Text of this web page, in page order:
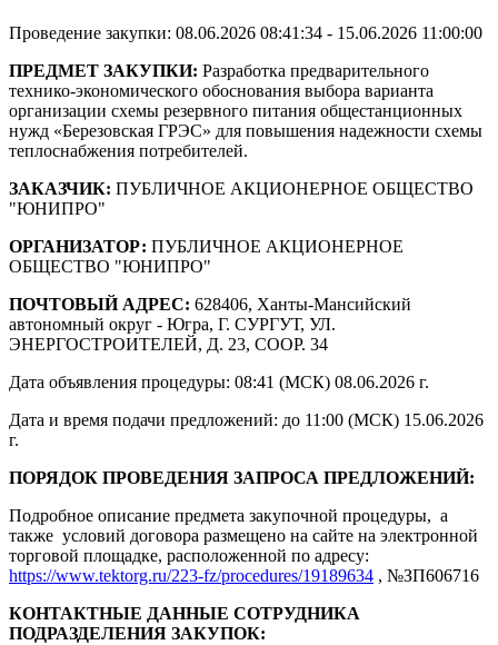
Проведение закупки: 08.06.2026 08:41:34 - 15.06.2026 11:00:00
ПРЕДМЕТ ЗАКУПКИ: Разработка предварительного
технико-экономического обоснования выбора варианта
организации схемы резервного питания общестанционных
нужд «Березовская ГРЭС» для повышения надежности схемы
теплоснабжения потребителей.
ЗАКАЗЧИК: ПУБЛИЧНОЕ АКЦИОНЕРНОЕ ОБЩЕСТВО
"ЮНИПРО"
ОРГАНИЗАТОР: ПУБЛИЧНОЕ АКЦИОНЕРНОЕ
ОБЩЕСТВО "ЮНИПРО"
ПОЧТОВЫЙ АДРЕС: 628406, Ханты-Мансийский
автономный округ - Югра, Г. СУРГУТ, УЛ.
ЭНЕРГОСТРОИТЕЛЕЙ, Д. 23, СООР. 34
Дата объявления процедуры: 08:41 (МСК) 08.06.2026 г.
Дата и время подачи предложений: до 11:00 (МСК) 15.06.2026
г.
ПОРЯДОК ПРОВЕДЕНИЯ ЗАПРОСА ПРЕДЛОЖЕНИЙ:
Подробное описание предмета закупочной процедуры, а
также условий договора размещено на сайте на электронной
торговой площадке, расположенной по адресу:
https://www.tektorg.ru/223-fz/procedures/19189634 , №ЗП606716
КОНТАКТНЫЕ ДАННЫЕ СОТРУДНИКА
ПОДРАЗДЕЛЕНИЯ ЗАКУПОК: